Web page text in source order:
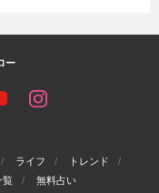
ー
ライフ
トレンド
覧 無料占い